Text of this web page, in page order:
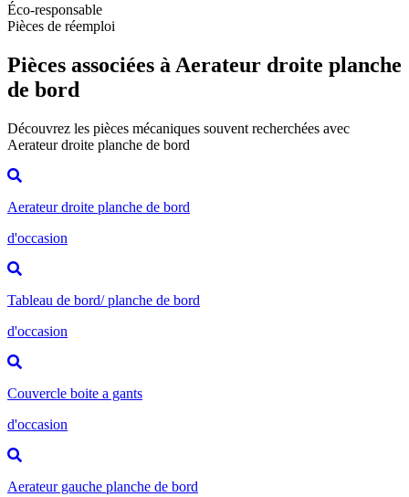
Éco-responsable
Pièces de réemploi
Pièces associées à Aerateur droite planche
de bord
Découvrez les pièces mécaniques souvent recherchées avec
Aerateur droite planche de bord
Aerateur droite planche de bord
d'occasion
Tableau de bord/ planche de bord
d'occasion
Couvercle boite a gants
d'occasion
Aerateur gauche planche de bord